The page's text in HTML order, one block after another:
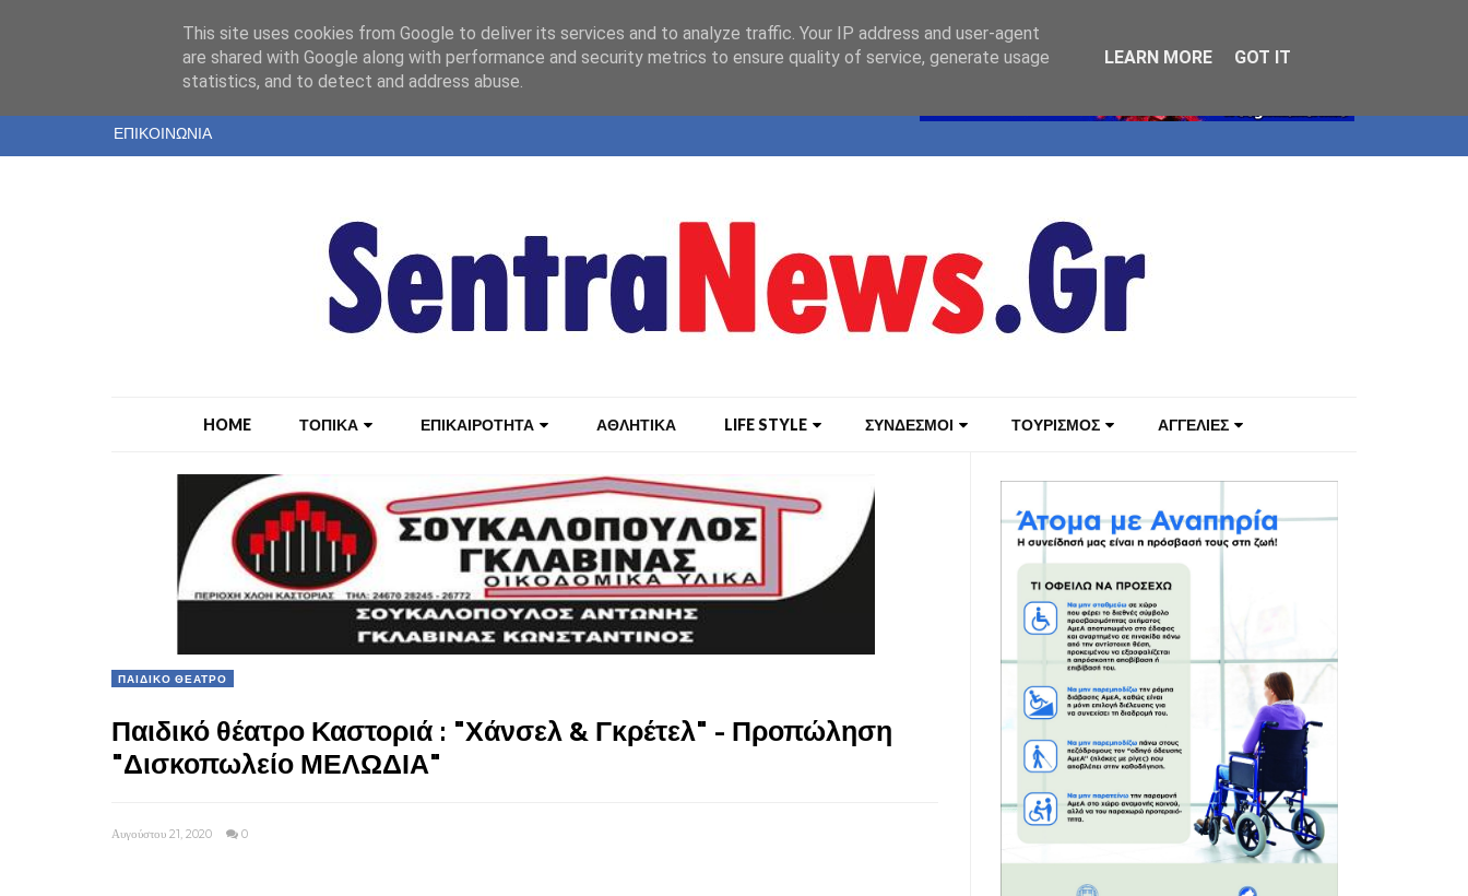
ΤΑΥΤΟΤΗΤΑ
ΕΝΤΥΠΗ ΕΚΔΟΣΗ
ΕΠΙΚΟΙΝΩΝΙΑ
HOME ΤΟΠΙΚΑ ΕΠΙΚΑΙΡΟΤΗΤΑ ΑΘΛΗΤΙΚΑ LIFE STYLE ΣΥΝΔΕΣΜΟΙ ΤΟΥΡΙΣΜΟΣ ΑΓΓΕΛΙΕΣ
ΠΑΙΔΙΚΟ ΘΕΑΤΡΟ
Παιδικό θέατρο Καστοριά : "Χάνσελ & Γκρέτελ" - Προπώληση
"Δισκοπωλείο ΜΕΛΩΔΙΑ"
Αυγούστου 21, 2020 0
This site uses cookies from Google to deliver its services and to analyze traffic. Your IP address and user-agent
are shared with Google along with performance and security metrics to ensure quality of service, generate usage
statistics, and to detect and address abuse.
LEARN MORE GOT IT